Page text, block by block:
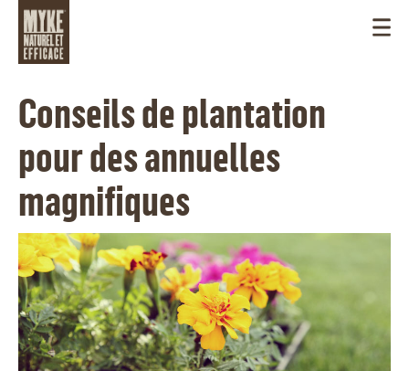
CANADA
Conseils de plantation
pour des annuelles
magnifiques